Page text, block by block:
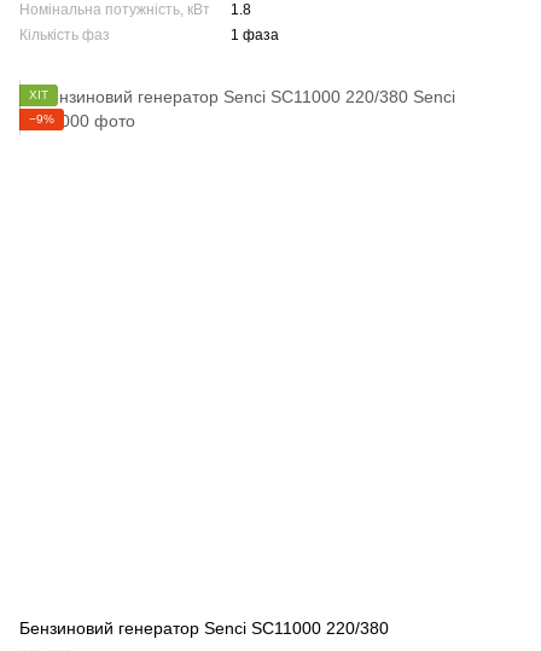
Номінальна потужність, кВт
1.8
Кількість фаз
1 фаза
ХІТ
−9%
Бензиновий генератор Senci SC11000 220/380